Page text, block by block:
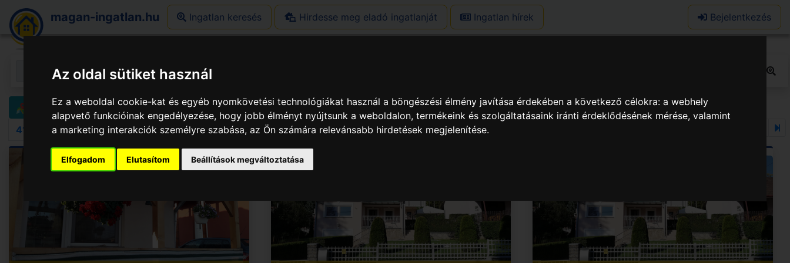
Az oldal sütiket használ
Ez a weboldal cookie-kat és egyéb nyomkövetési technológiákat használ a böngészési élmény javítása érdekében a következő célokra:a webhely
alapvető funkcióinak engedélyezése, hogy jobb élményt nyújtsunk a weboldalon,termékeink és szolgáltatásaink iránti érdeklődésének mérése, valamint
a marketing interakciók személyre szabása,az Ön számára relevánsabb hirdetések megjelenítése.
Elfogadom Elutasítom Beállítások megváltoztatása
magan-ingatlan.hu Ingatlan keresés Hirdesse meg eladó ingatlanját Ingatlan hírek Bejelentkezés
Terület kijelölése Kereső
413 találat.